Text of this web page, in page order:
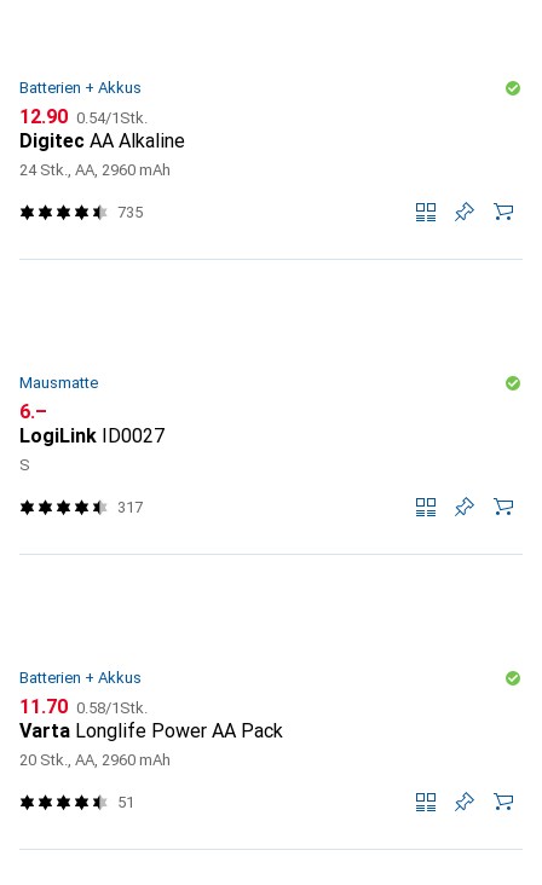
Batterien + Akkus
CHF
12.90 CHF
0.54/1Stk.
Digitec AA Alkaline
24 Stk., AA, 2960 mAh
735
Mausmatte
CHF
6.–
LogiLink ID0027
S
317
Batterien + Akkus
CHF
11.70 CHF
0.58/1Stk.
Varta Longlife Power AA Pack
20 Stk., AA, 2960 mAh
51